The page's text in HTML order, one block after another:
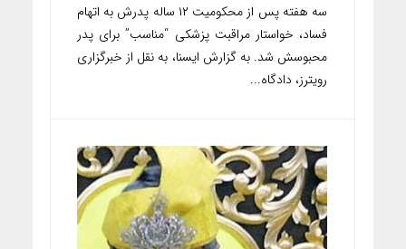
سه هفته پس از محکومیت ۱۲ ساله پدرش به اتهام
فساد، خواستار مراقبت پزشکی “مناسب” برای پدر
محبوسش شد. به گزارش ایسنا، به نقل از خبرگزاری
رویترز، دادگاه...